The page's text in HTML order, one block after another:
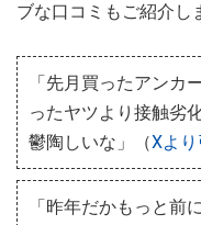
ブな口コミもご紹介し
「先月買ったアンカ
ったヤツより接触劣
鬱陶しいな」（Xよ
「昨年だかもっと前